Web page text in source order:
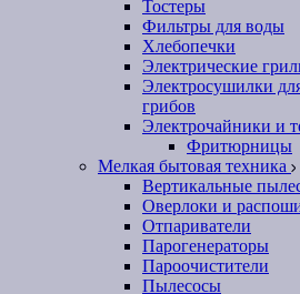
Тостеры
Фильтры для воды
Хлебопечки
Электрические
Электросушилки
грибов
Электрочайники и
Фритюрницы
Мелкая бытовая техника
Вертикальные
Оверлоки и
Отпариватели
Парогенераторы
Пароочистители
Пылесосы